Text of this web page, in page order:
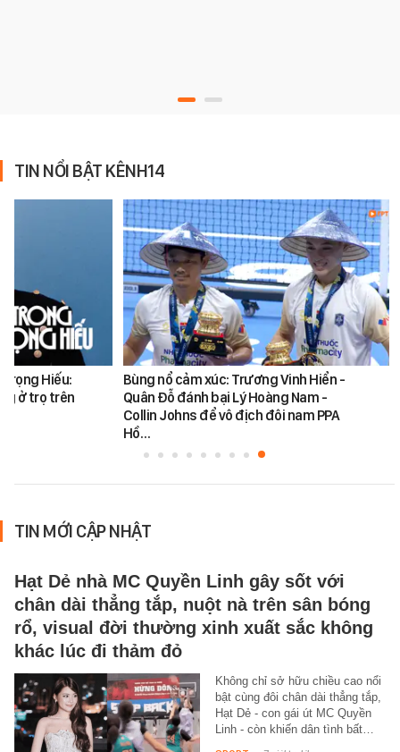
TIN NỔI BẬT KÊNH14
Hiếu:
ở trọ trên
Bùng nổ cảm xúc: Trương Vinh Hiển -
Quân Đỗ đánh bại Lý Hoàng Nam -
Collin Johns để vô địch đôi nam PPA
Hồ…
TIN MỚI CẬP NHẬT
Hạt Dẻ nhà MC Quyền Linh gây sốt với
chân dài thẳng tắp, nuột nà trên sân bóng
rổ, visual đời thường xinh xuất sắc không
khác lúc đi thảm đỏ
Không chỉ sở hữu chiều cao nổi
bật cùng đôi chân dài thẳng tắp,
Hạt Dẻ - con gái út MC Quyền
Linh - còn khiến dân tình bất…